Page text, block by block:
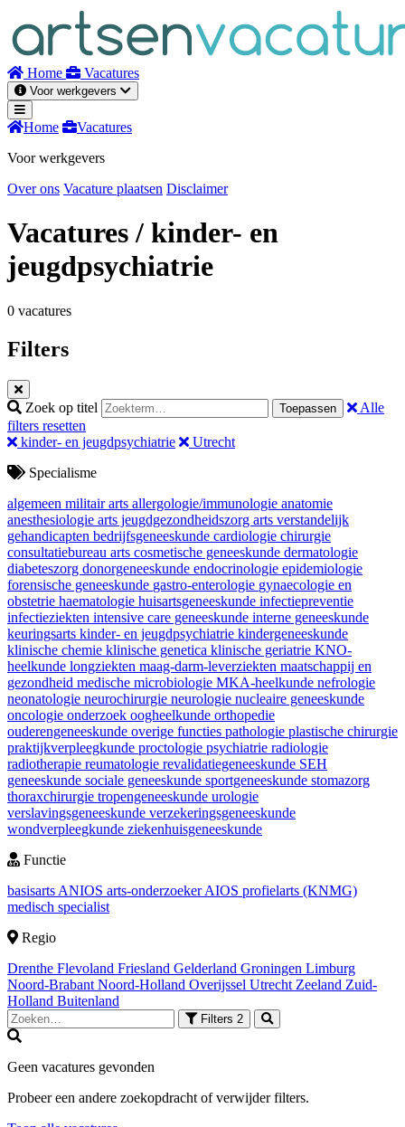
inhoud
Home Vacatures
Voor werkgevers
Home
Vacatures
Voor werkgevers
Over ons Vacature plaatsen Disclaimer
Vacatures/ kinder- en
jeugdpsychiatrie
0 vacatures
Filters
Zoek op titel Toepassen
Alle
filters resetten
kinder- en jeugdpsychiatrie
Utrecht
Specialisme
algemeen militair arts allergologie/immunologie anatomie
anesthesiologie arts jeugdgezondheidszorg arts verstandelijk
gehandicapten bedrijfsgeneeskunde cardiologie chirurgie
consultatiebureau arts cosmetische geneeskunde dermatologie
diabeteszorg donorgeneeskunde endocrinologie epidemiologie
forensische geneeskunde gastro-enterologie gynaecologie en
obstetrie haematologie huisartsgeneeskunde infectiepreventie
infectieziekten intensive care geneeskunde interne geneeskunde
keuringsarts kinder- en jeugdpsychiatrie kindergeneeskunde
klinische chemie klinische genetica klinische geriatrie KNO-
heelkunde longziekten maag-darm-leverziekten maatschappij en
gezondheid medische microbiologie MKA-heelkunde nefrologie
neonatologie neurochirurgie neurologie nucleaire geneeskunde
oncologie onderzoek oogheelkunde orthopedie
ouderengeneeskunde overige functies pathologie plastische chirurgie
praktijkverpleegkunde proctologie psychiatrie radiologie
radiotherapie reumatologie revalidatiegeneeskunde SEH
geneeskunde sociale geneeskunde sportgeneeskunde stomazorg
thoraxchirurgie tropengeneeskunde urologie
verslavingsgeneeskunde verzekeringsgeneeskunde
wondverpleegkunde ziekenhuisgeneeskunde
Functie
basisarts ANIOS arts-onderzoekerAIOS profielarts (KNMG)
medisch specialist
Regio
Drenthe Flevoland Friesland Gelderland Groningen Limburg
Noord-Brabant Noord-Holland Overijssel Utrecht Zeeland Zuid-
Holland Buitenland
Filters 2
Geen vacatures gevonden
Probeer een andere zoekopdracht of verwijder filters.